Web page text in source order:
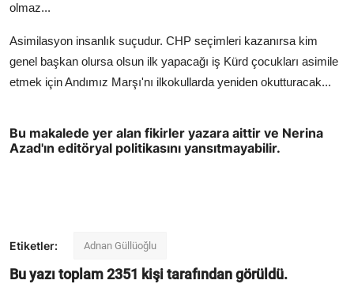
olmaz...
Asimilasyon insanlık suçudur. CHP seçimleri kazanırsa kim
genel başkan olursa olsun ilk yapacağı iş Kürd çocukları asimile
etmek için Andımız Marşı'nı ilkokullarda yeniden okutturacak...
Bu makalede yer alan fikirler yazara aittir ve Nerina
Azad'ın editöryal politikasını yansıtmayabilir.
Etiketler: Adnan Güllüoğlu
Bu yazı toplam2351 kişi tarafından görüldü.